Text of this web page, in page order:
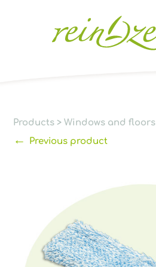
Products >Windows and floors
← Previous product